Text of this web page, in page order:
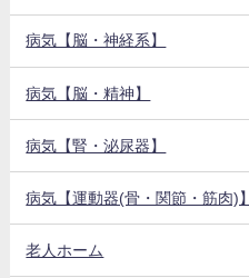
病気【脳・神経系】
病気【脳・精神】
病気【腎・泌尿器】
病気【運動器(骨・関節・筋肉)】
老人ホーム